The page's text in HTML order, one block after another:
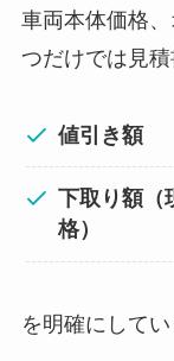
車両本体価格
つだけでは見積
値引き額
下取り額（
格）
を明確にして